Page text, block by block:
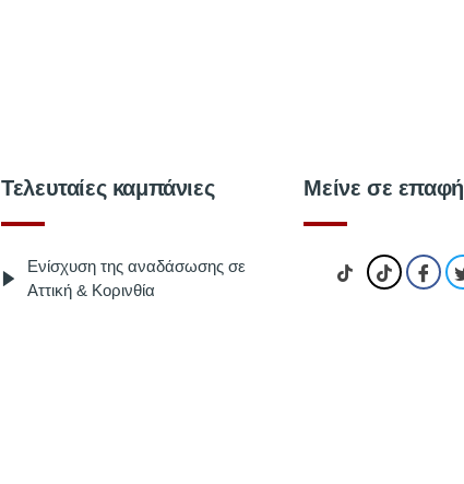
Τελευταίες καμπάνιες
Ενίσχυση της αναδάσωσης σε
Αττική & Κορινθία
Μείνε σε επαφή